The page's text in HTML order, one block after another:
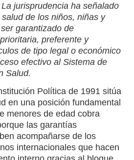
jurisprudencia ha señalado
de los niños, niñas y
garantizado de
preferente y
de tipo legal o económico
efectivo al Sistema de
Salud.
Política de 1991 sitúa
en una posición fundamental
menores de edad cobra
las garantías
acompañarse de los
internacionales que hacen